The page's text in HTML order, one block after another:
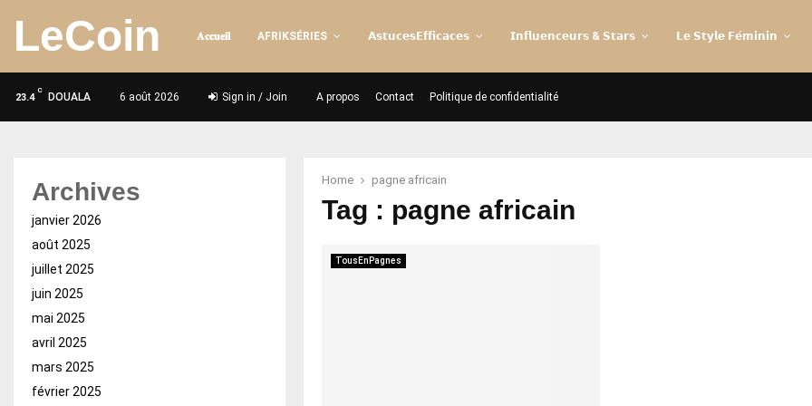
LeCoin 𝐀𝐜𝐜𝐮𝐞𝐢𝐥 AFRIKSÉRIES 𝗔𝘀𝘁𝘂𝗰𝗲𝘀𝗘𝗳𝗳𝗶𝗰𝗮𝗰𝗲𝘀 𝗜𝗻𝗳𝗹𝘂𝗲𝗻𝗰𝗲𝘂𝗿𝘀 & 𝗦𝘁𝗮𝗿𝘀 𝗟𝗲 𝗦𝘁𝘆𝗹𝗲 𝗙𝗲́𝗺𝗶𝗻𝗶𝗻
23.4
C
DOUALA 6 août 2026 Sign in / Join A propos Contact Politique de confidentialité
Home pagne africain
Tag : pagne africain
TousEnPagnes
Archives
janvier 2026
août 2025
juillet 2025
juin 2025
mai 2025
avril 2025
mars 2025
février 2025